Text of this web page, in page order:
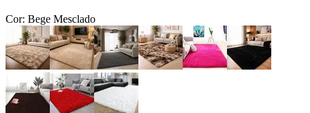
Cor: Bege Mesclado